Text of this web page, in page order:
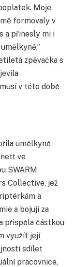
Moje
formovaly v
a přinesly mi i
zpěvačka s
v této době
umělkyně
ve
SWARM
Collective, jež
a
a bojují za
přispěla částkou
využít její
sdílet
pracovnice,